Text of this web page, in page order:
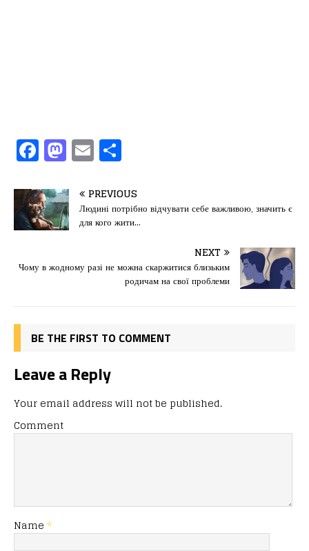
F
a
c
e
b
o
o
M
a
st
o
d
o
n
E
m
ai
l
іл
и
т
ис
я
PREVIOUS
Людині потрібно відчувати себе важливою, значить є
для кого жити…
NEXT
Чому в жодному разі не можна скаржитися близьким
родичам на свої проблеми
BE THE FIRST TO COMMENT
Leave a Reply
Your email address will not be published.
Comment
Name *